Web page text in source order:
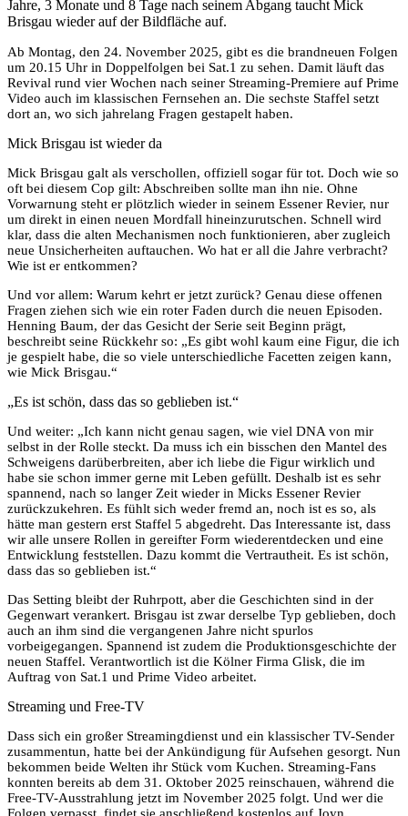
Jahre, 3 Monate und 8 Tage nach seinem Abgang taucht Mick
Brisgau wieder auf der Bildfläche auf.
Ab Montag, den 24. November 2025, gibt es die brandneuen Folgen
um 20.15 Uhr in Doppelfolgen bei Sat.1 zu sehen. Damit läuft das
Revival rund vier Wochen nach seiner Streaming-Premiere auf Prime
Video auch im klassischen Fernsehen an. Die sechste Staffel setzt
dort an, wo sich jahrelang Fragen gestapelt haben.
Mick Brisgau ist wieder da
Mick Brisgau galt als verschollen, offiziell sogar für tot. Doch wie so
oft bei diesem Cop gilt: Abschreiben sollte man ihn nie. Ohne
Vorwarnung steht er plötzlich wieder in seinem Essener Revier, nur
um direkt in einen neuen Mordfall hineinzurutschen. Schnell wird
klar, dass die alten Mechanismen noch funktionieren, aber zugleich
neue Unsicherheiten auftauchen. Wo hat er all die Jahre verbracht?
Wie ist er entkommen?
Und vor allem: Warum kehrt er jetzt zurück? Genau diese offenen
Fragen ziehen sich wie ein roter Faden durch die neuen Episoden.
Henning Baum, der das Gesicht der Serie seit Beginn prägt,
beschreibt seine Rückkehr so: „Es gibt wohl kaum eine Figur, die ich
je gespielt habe, die so viele unterschiedliche Facetten zeigen kann,
wie Mick Brisgau.“
„Es ist schön, dass das so geblieben ist.“
Und weiter: „Ich kann nicht genau sagen, wie viel DNA von mir
selbst in der Rolle steckt. Da muss ich ein bisschen den Mantel des
Schweigens darüberbreiten, aber ich liebe die Figur wirklich und
habe sie schon immer gerne mit Leben gefüllt. Deshalb ist es sehr
spannend, nach so langer Zeit wieder in Micks Essener Revier
zurückzukehren. Es fühlt sich weder fremd an, noch ist es so, als
hätte man gestern erst Staffel 5 abgedreht. Das Interessante ist, dass
wir alle unsere Rollen in gereifter Form wiederentdecken und eine
Entwicklung feststellen. Dazu kommt die Vertrautheit. Es ist schön,
dass das so geblieben ist.“
Das Setting bleibt der Ruhrpott, aber die Geschichten sind in der
Gegenwart verankert. Brisgau ist zwar derselbe Typ geblieben, doch
auch an ihm sind die vergangenen Jahre nicht spurlos
vorbeigegangen. Spannend ist zudem die Produktionsgeschichte der
neuen Staffel. Verantwortlich ist die Kölner Firma Glisk, die im
Auftrag von Sat.1 und Prime Video arbeitet.
Streaming und Free-TV
Dass sich ein großer Streamingdienst und ein klassischer TV-Sender
zusammentun, hatte bei der Ankündigung für Aufsehen gesorgt. Nun
bekommen beide Welten ihr Stück vom Kuchen. Streaming-Fans
konnten bereits ab dem 31. Oktober 2025 reinschauen, während die
Free-TV-Ausstrahlung jetzt im November 2025 folgt. Und wer die